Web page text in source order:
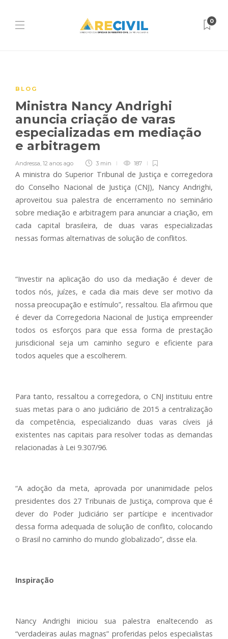
0
BLOG
Ministra Nancy Andrighi
anuncia criação de varas
especializadas em mediação
e arbitragem
Andressa, 12 anos ago 3 min 187
A ministra do Superior Tribunal de Justiça e corregedora
do Conselho Nacional de Justiça (CNJ), Nancy Andrighi,
aproveitou sua palestra de encerramento no seminário
sobre mediação e arbitragem para anunciar a criação, em
cada capital brasileira, de duas varas especializadas
nessas formas alternativas de solução de conflitos.
“Investir na aplicação do uso da mediação é dever de
todos nós, juízes, e cada dia mais deve ser motivo da
nossa preocupação e estímulo”, ressaltou. Ela afirmou que
é dever da Corregedoria Nacional de Justiça empreender
todos os esforços para que essa forma de prestação
jurisdicional seja um caminho seguro e eficiente para
todos aqueles que a escolherem.
Para tanto, ressaltou a corregedora, o CNJ instituiu entre
suas metas para o ano judiciário de 2015 a centralização
da competência, especializando duas varas cíveis já
existentes nas capitais para resolver todas as demandas
relacionadas à Lei 9.307/96.
“A adoção da meta, aprovada por unanimidade pelos
presidentes dos 27 Tribunais de Justiça, comprova que é
dever do Poder Judiciário ser partícipe e incentivador
dessa forma adequada de solução de conflito, colocando
o Brasil no caminho do mundo globalizado”, disse ela.
Inspiração
Nancy Andrighi iniciou sua palestra enaltecendo as
“verdadeiras aulas magnas” proferidas pelos especialistas